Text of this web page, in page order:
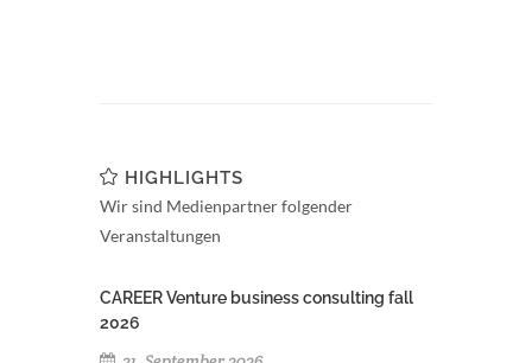
HIGHLIGHTS
Wir sind Medienpartner folgender
Veranstaltungen
CAREER Venture business consulting fall
2026